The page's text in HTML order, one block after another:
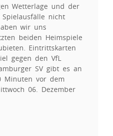
Wetterlage und der
Spielausfälle nicht
wir uns
beiden Heimspiele
Eintrittskarten
gegen den VfL
SV gibt es an
Minuten vor dem
06. Dezember